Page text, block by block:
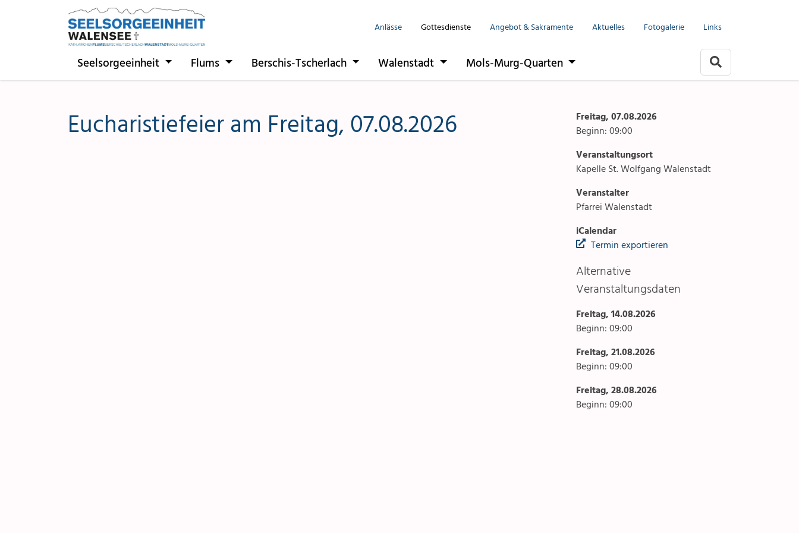
Direkt zur Hauptnavigation springen
Direkt zum Inhalt springen
Anlässe Gottesdienste Angebot & Sakramente Aktuelles Fotogalerie Links
Seelsorgeeinheit Flums Berschis-Tscherlach Walenstadt Mols-Murg-Quarten
Eucharistiefeier am Freitag, 07.08.2026
Freitag, 07.08.2026
Beginn: 09:00
Veranstaltungsort
Kapelle St. Wolfgang Walenstadt
Veranstalter
Pfarrei Walenstadt
iCalendar
Termin exportieren
Alternative
Veranstaltungsdaten
Freitag, 14.08.2026
Beginn: 09:00
Freitag, 21.08.2026
Beginn: 09:00
Freitag, 28.08.2026
Beginn: 09:00
Kontakte
Aktuelles & Fotogalerie